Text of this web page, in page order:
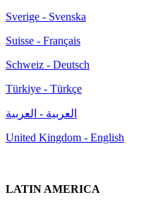
Sverige - Svenska
Suisse - Français
Schweiz - Deutsch
Türkiye - Türkçe
العربية - العربية
United Kingdom - English
LATIN AMERICA